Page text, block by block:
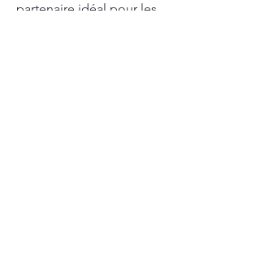
partenaire idéal pour les